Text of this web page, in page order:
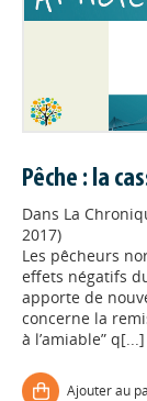
Pêche : la
Dans La
2017)
Les pêcheurs
effets négatifs
apporte de
concerne la
à l’amiable” q[...]
Ajouter au